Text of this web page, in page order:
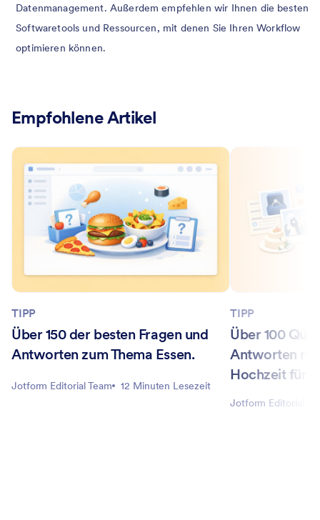
Datenmanagement. Außerdem empfehlen wir Ihnen die besten
Softwaretools und Ressourcen, mit denen Sie Ihren Workflow
optimieren können.
Empfohlene Artikel
TIPP
Über 150 der besten Fragen und
Antworten zum Thema Essen.
Jotform Editorial Team 12 Minuten Lesezeit
TIPP
Über 100
Antworten
Hochzeit für
Jotform Editorial